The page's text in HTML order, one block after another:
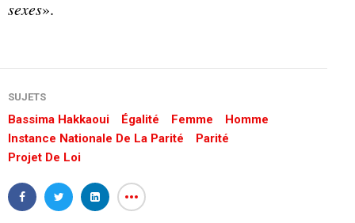
sexes».
SUJETS
Bassima Hakkaoui Égalité Femme
Homme
Instance Nationale De La Parité
Parité
Projet De Loi